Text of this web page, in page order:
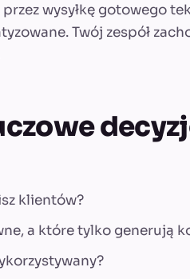
wysyłkę gotowego
Twój zespół
klientów?
a które tylko generują